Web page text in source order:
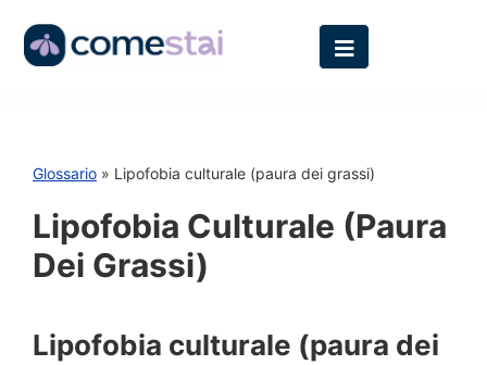
Glossario » Lipofobia culturale (paura dei grassi)
Lipofobia Culturale (paura
Dei Grassi)
Lipofobia culturale (paura dei